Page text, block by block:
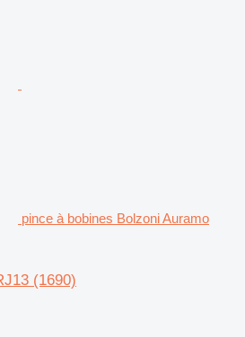
pince à bobines Bolzoni Auramo
(1690)